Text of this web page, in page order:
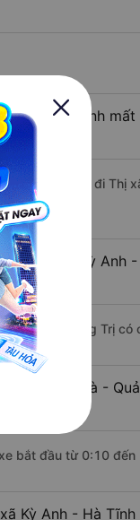
Anh - Hà Tĩnh
- Quảng Trị đi Thị
đi Thị xã Kỳ Anh
Hà - Quảng Trị có
Đông Hà -
bắt đầu từ 0:10 đến
Kỳ Anh - Hà